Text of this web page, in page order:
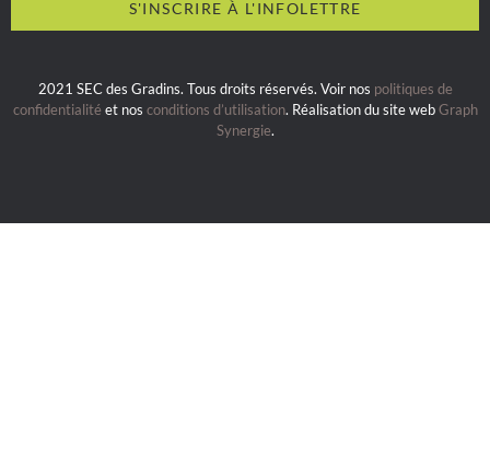
2021 SEC des Gradins. Tous droits réservés. Voir nos politiques de
confidentialité et nos conditions d’utilisation. Réalisation du site webGraph
Synergie.